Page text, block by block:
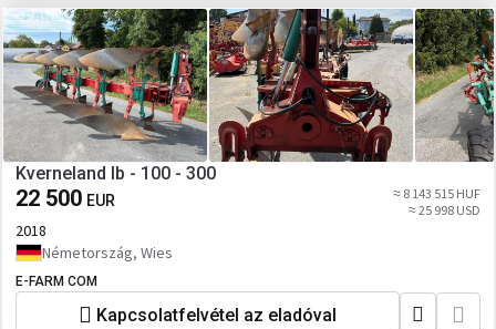
Kverneland lb - 100 - 300
22 500 EUR
≈ 8 143 515 HUF
≈ 25 998 USD
2018
Németország, Wies
E-FARM COM
Kapcsolatfelvétel az eladóval